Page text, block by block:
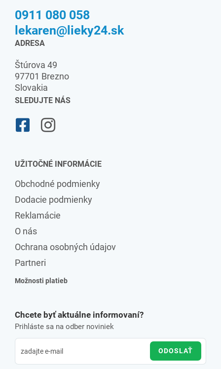
0911 080 058
lekaren@lieky24.sk
ADRESA
Štúrova 49
97701 Brezno
Slovakia
SLEDUJTE NÁS
UŽITOČNÉ INFORMÁCIE
Obchodné podmienky
Dodacie podmienky
Reklamácie
O nás
Ochrana osobných údajov
Partneri
Možnosti platieb
Chcete byť aktuálne informovaní?
Prihláste sa na odber noviniek
ODOSLAŤ